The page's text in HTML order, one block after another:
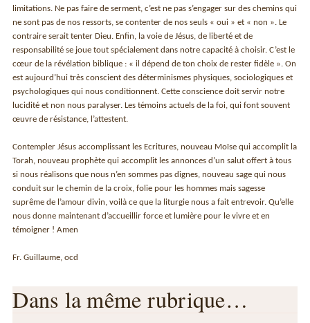
limitations. Ne pas faire de serment, c’est ne pas s’engager sur des chemins qui
ne sont pas de nos ressorts, se contenter de nos seuls « oui » et « non ». Le
contraire serait tenter Dieu. Enfin, la voie de Jésus, de liberté et de
responsabilité se joue tout spécialement dans notre capacité à choisir. C’est le
cœur de la révélation biblique : « il dépend de ton choix de rester fidèle ». On
est aujourd’hui très conscient des déterminismes physiques, sociologiques et
psychologiques qui nous conditionnent. Cette conscience doit servir notre
lucidité et non nous paralyser. Les témoins actuels de la foi, qui font souvent
œuvre de résistance, l’attestent.
Contempler Jésus accomplissant les Ecritures, nouveau Moïse qui accomplit la
Torah, nouveau prophète qui accomplit les annonces d’un salut offert à tous
si nous réalisons que nous n’en sommes pas dignes, nouveau sage qui nous
conduit sur le chemin de la croix, folie pour les hommes mais sagesse
suprême de l’amour divin, voilà ce que la liturgie nous a fait entrevoir. Qu’elle
nous donne maintenant d’accueillir force et lumière pour le vivre et en
témoigner ! Amen
Fr. Guillaume, ocd
Dans la même rubrique…